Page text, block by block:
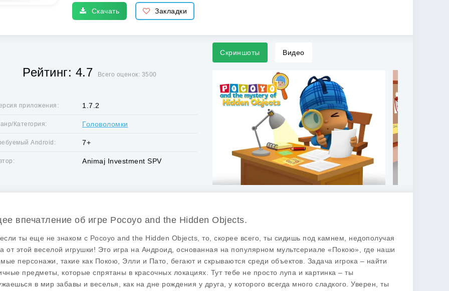
Скачать Закладки
Рейтинг: 4.7 Всего оценок: 3500
приложения: 1.7.2
Категория: Головоломки
Android: 7+
Animaj Investment SPV
Скриншоты Видео
впечатление об игре Pocoyo and the Hidden Objects.
ты еще не знаком с Pocoyo and the Hidden Objects , то, скорее всего, ты сидишь под камнем, недополучая
от этой веселой игрушки! Это игра на Андроид, основанная на популярном мультсериале «Покою», где наши
персонажи, такие как Покою, Элли и Пато, бегают и скрываются среди объектов. Задача игрока – найти
предметы, которые спрятаны в красочных локациях. Тут тебе не просто лупа и картинка – ты
в мир забавы и веселья, как на дне рождения у друга, у которого всегда много сладкого. Уверен, ты